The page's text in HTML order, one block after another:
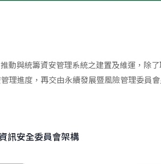
動與統籌資安管理系統之建置及維運，除
理進度，再交由永續發展暨風險管理委員
訊安全委員會架構